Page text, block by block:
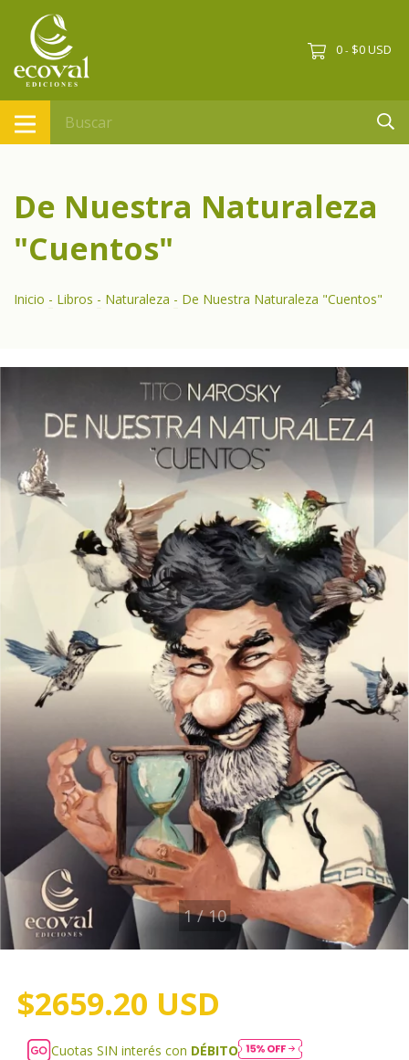
0 - $0 USD
De Nuestra Naturaleza
"Cuentos"
Inicio - Libros - Naturaleza - De Nuestra Naturaleza "Cuentos"
1/10
$2659.20 USD
Cuotas SIN interés con DÉBITO